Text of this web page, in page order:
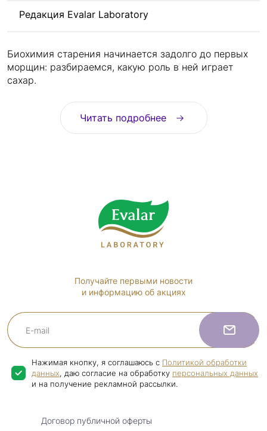
Редакция Evalar Laboratory
Биохимия старения начинается задолго до первых
морщин: разбираемся, какую роль в ней играет
сахар.
Читать подробнее
Получайте первыми новости
и информацию об акциях
Нажимая кнопку, я соглашаюсь с Политикой обработки
данных, даю согласие на обработку персональных данных
и на получение рекламной рассылки.
Договор публичной оферты